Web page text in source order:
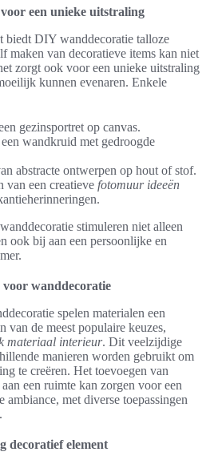
een unieke uitstraling
biedt DIY wanddecoratie talloze
maken van decoratieve items kan niet
zorgt ook voor een unieke uitstraling
kunnen evenaren. Enkele
gezinsportret op canvas.
wandkruid met gedroogde
abstracte ontwerpen op hout of stof.
van een creatieve fotomuur ideeën
stimuleren niet alleen
ook bij aan een persoonlijke en
wanddecoratie
spelen materialen een
van de meest populaire keuzes,
materiaal interieur. Dit veelzijdige
manieren worden gebruikt om
te creëren. Het toevoegen van
aan een ruimte kan zorgen voor een
ambiance, met diverse toepassingen
decoratief element